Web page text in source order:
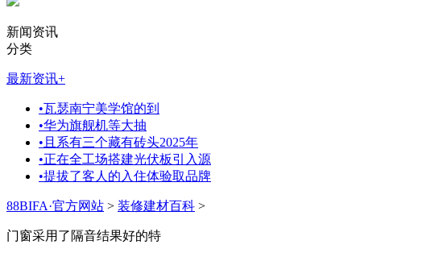
新闻资讯
分类
最新资讯+
•瓦瑟南宁美学馆的到
•华为旗舰机等大抽
• 且系有三个藏有砖头2025年
•正在全工场搭建光伏板引入源
•提拔了客人的入住体验取品牌
88BIFA·官方网站 > 装修建材百科 >
门窗采用了隔音结果好的特